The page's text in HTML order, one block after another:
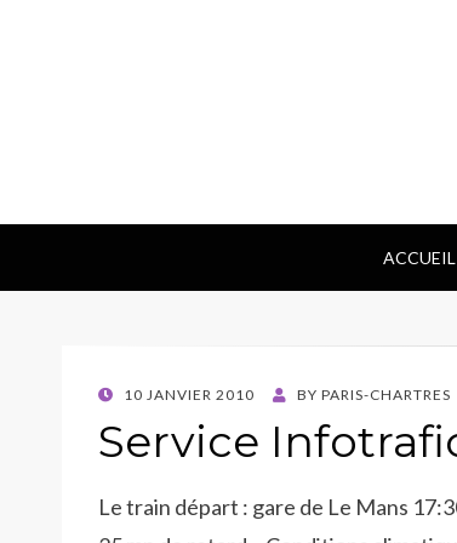
ACCUEIL
POSTED
10 JANVIER 2010 BY PARIS-CHARTRES
Service
Le train départ : gare de Le Mans